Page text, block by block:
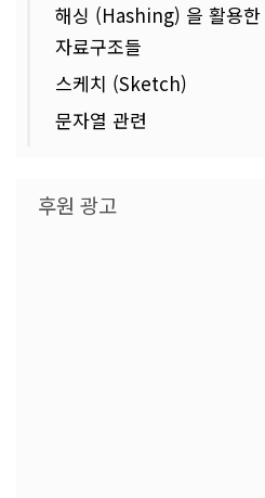
해싱 (Hashing) 을 활용한
자료구조들
스케치 (Sketch)
문자열 관련
후원 광고